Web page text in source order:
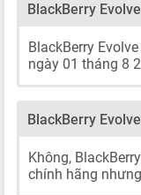
BlackBerry
BlackBerry
ngày 01 tháng 8
BlackBerry
Không,
chính hãng